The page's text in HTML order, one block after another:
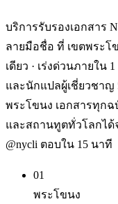
บริการรับรองเอกสาร
ลายมือชื่อ ที่ เขตพระโ
เดียว · เร่งด่วนภายใน
และนักแปลผู้เชี่ยวชาญ
พระโขนง เอกสารทุกฉ
และสถานทูตทั่วโลกได้
@nycli ตอบใน 15 นาที
01
พระโขนง